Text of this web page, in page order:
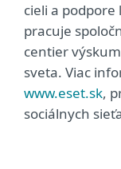
cieli a
pracuje
centier
sveta. Viac
www.eset.sk,
sociálnych